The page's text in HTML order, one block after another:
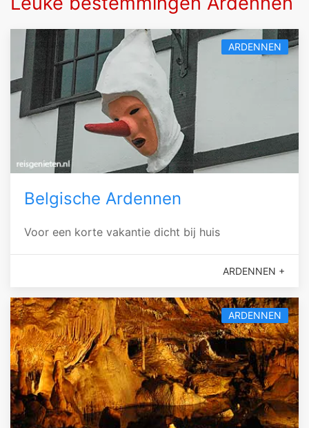
ARDENNEN
Belgische Ardennen
Voor een korte vakantie dicht bij huis
ARDENNEN +
ARDENNEN